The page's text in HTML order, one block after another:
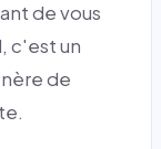
de vous
c'est un
de